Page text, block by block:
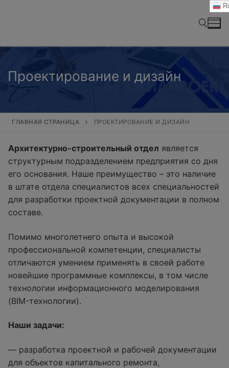
Проектирование и дизайн
ГЛАВНАЯ СТРАНИЦА ПРОЕКТИРОВАНИЕ И ДИЗАЙН
Архитектурно-строительный отдел является
структурным подразделением предприятия со дня
его основания. Наше преимущество – это наличие
в штате отдела специалистов всех специальностей
для разработки проектной документации в полном
составе.
Помимо многолетнего опыта и высокой
профессиональной компетенции, специалисты
отличаются умением применять в своей работе
новейшие программные комплексы, в том числе
технологии информационного моделирования
(BIM-технологии).
Наши задачи:
— разработка проектной и рабочей документации
для объектов капитального ремонта,